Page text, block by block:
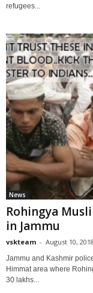
refugees...
News
Rohingya
in Jammu
vskteam - August 10, 2018
Jammu and Kashmir
Himmat area where
30 lakhs...